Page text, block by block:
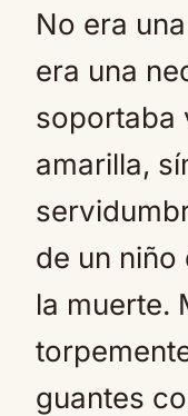
No era
era una
soportaba
amarilla,
de un niño
la muerte.
guantes